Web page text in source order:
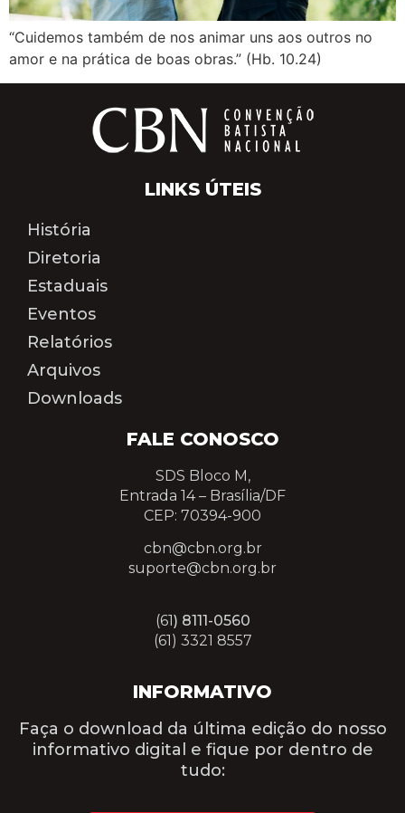
“Cuidemos também de nos animar uns aos outros no
amor e na prática de boas obras.” (Hb. 10.24)
INFORMATIVO
Faça o download da última edição do nosso
informativo digital e fique por dentro de
tudo:
FALE CONOSCO
SDS Bloco M,
Entrada 14 – Brasília/DF
CEP: 70394-900
cbn@cbn.org.br
suporte@cbn.org.br
(61) 8111-0560
(61) 3321 8557
LINKS ÚTEIS
História
Diretoria
Estaduais
Eventos
Relatórios
Arquivos
Downloads